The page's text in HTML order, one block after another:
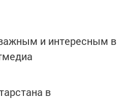
и интересным в
в